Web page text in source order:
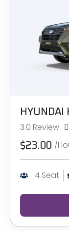
HYUNDAI
3.0 Review 
$23.00 /
4 Seat